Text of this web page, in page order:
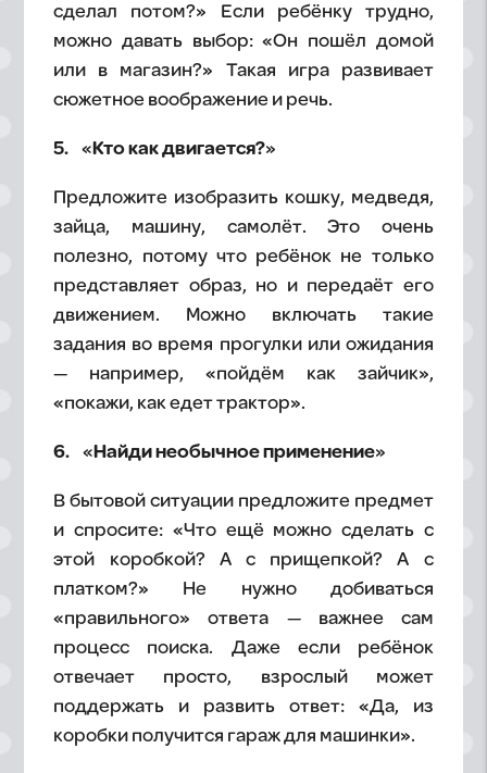
сделал потом?» Если ребёнку трудно,
можно давать выбор: «Он пошёл домой
или в магазин?» Такая игра развивает
сюжетное воображение и речь.
5. «Кто как двигается?»
Предложите изобразить кошку, медведя,
зайца, машину, самолёт. Это очень
полезно, потому что ребёнок не только
представляет образ, но и передаёт его
движением. Можно включать такие
задания во время прогулки или ожидания
— например, «пойдём как зайчик»,
«покажи, как едет трактор».
6. «Найди необычное применение»
В бытовой ситуации предложите предмет
и спросите: «Что ещё можно сделать с
этой коробкой? А с прищепкой? А с
платком?» Не нужно добиваться
«правильного» ответа — важнее сам
процесс поиска. Даже если ребёнок
отвечает просто, взрослый может
поддержать и развить ответ: «Да, из
коробки получится гараж для машинки».